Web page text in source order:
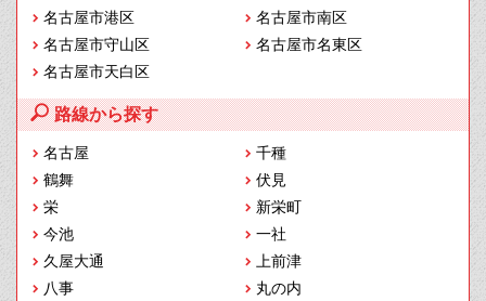
名古屋市港区
名古屋市南区
名古屋市守山区
名古屋市名東区
名古屋市天白区
路線から探す
名古屋
千種
鶴舞
伏見
栄
新栄町
今池
一社
久屋大通
上前津
八事
丸の内